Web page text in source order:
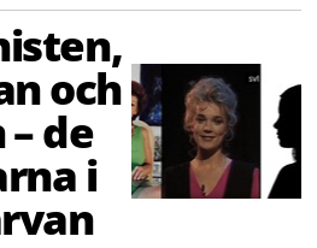
och
de
i